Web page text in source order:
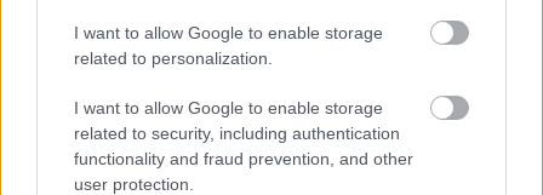
I want to allow Google to enable storage
related to personalization.
I want to allow Google to enable storage
related to security, including authentication
functionality and fraud prevention, and other
user protection.